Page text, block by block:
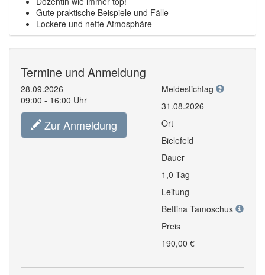
Gute praktische Beispiele und Fälle
Lockere und nette Atmosphäre
Termine und Anmeldung
28.09.2026
09:00 - 16:00 Uhr
Zur Anmeldung
Meldestichtag
31.08.2026
Ort
Bielefeld
Dauer
1,0 Tag
Leitung
Bettina Tamoschus
Preis
190,00 €